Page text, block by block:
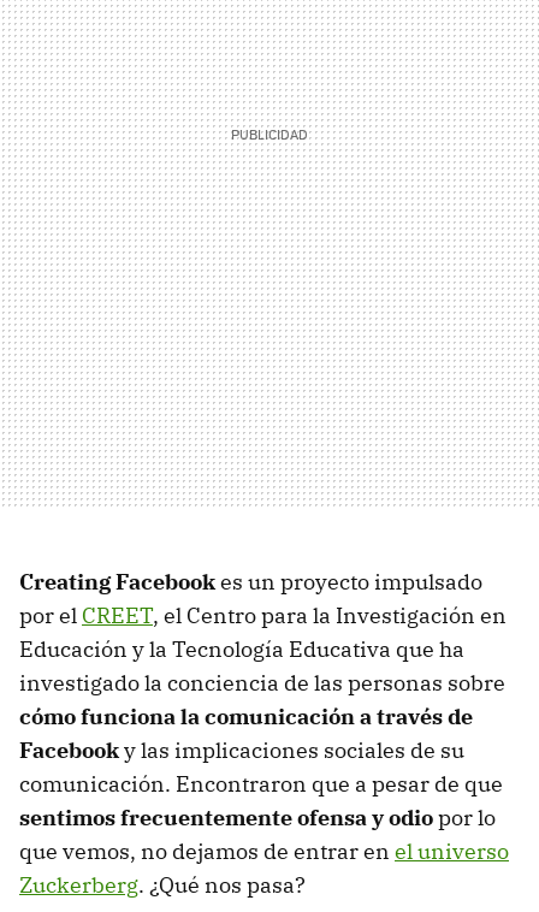
Creating Facebookes un proyecto impulsado
por el CREET, el Centro para la Investigación en
Educación y la Tecnología Educativa que ha
investigado la conciencia de las personas sobre
cómo funciona la comunicación a través de
Facebooky las implicaciones sociales de su
comunicación. Encontraron que a pesar de que
sentimos frecuentemente ofensa y odiopor lo
que vemos, no dejamos de entrar en el universo
Zuckerberg. ¿Qué nos pasa?